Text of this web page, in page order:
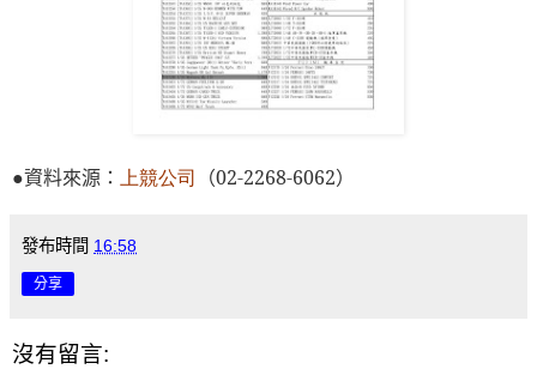
●資料來源： 上競公司 （02-2268-6062）
發布時間 16:58
分享
沒有留言: